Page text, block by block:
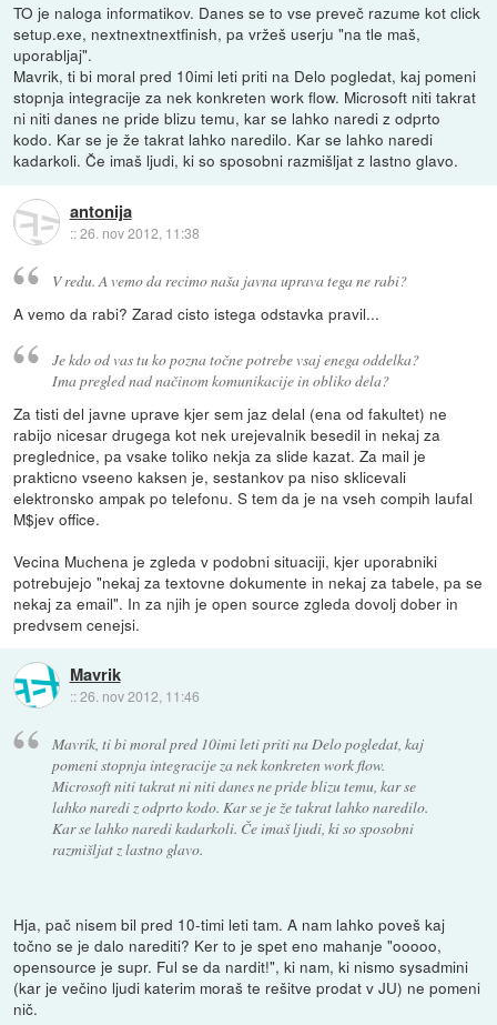
TO je naloga informatikov. Danes se to vse preveč razume kot click
setup.exe, nextnextnextfinish, pa vržeš userju "na tle maš,
uporabljaj".
Mavrik, ti bi moral pred 10imi leti priti na Delo pogledat, kaj pomeni
stopnja integracije za nek konkreten work flow. Microsoft niti takrat
ni niti danes ne pride blizu temu, kar se lahko naredi z odprto
kodo. Kar se je že takrat lahko naredilo. Kar se lahko naredi
kadarkoli. Če imaš ljudi, ki so sposobni razmišljat z lastno glavo.
antonija
::26. nov 2012, 11:38
V redu. A vemo da recimo naša javna uprava tega ne rabi?
A vemo da rabi? Zarad cisto istega odstavka pravil...
Je kdo od vas tu ko pozna točne potrebe vsaj enega oddelka?
Ima pregled nad načinom komunikacije in obliko dela?
Za tisti del javne uprave kjer sem jaz delal (ena od fakultet) ne
rabijo nicesar drugega kot nek urejevalnik besedil in nekaj za
preglednice, pa vsake toliko nekja za slide kazat. Za mail je
prakticno vseeno kaksen je, sestankov pa niso sklicevali
elektronsko ampak po telefonu. S tem da je na vseh compih laufal
M$jev office.
Vecina Muchena je zgleda v podobni situaciji, kjer uporabniki
potrebujejo "nekaj za textovne dokumente in nekaj za tabele, pa se
nekaj za email". In za njih je open source zgleda dovolj dober in
predvsem cenejsi.
Mavrik
::26. nov 2012, 11:46
Mavrik, ti bi moral pred 10imi leti priti na Delo pogledat, kaj
pomeni stopnja integracije za nek konkreten work flow.
Microsoft niti takrat ni niti danes ne pride blizu temu, kar se
lahko naredi z odprto kodo. Kar se je že takrat lahko naredilo.
Kar se lahko naredi kadarkoli. Če imaš ljudi, ki so sposobni
razmišljat z lastno glavo.
Hja, pač nisem bil pred 10-timi leti tam. A nam lahko poveš kaj
točno se je dalo narediti? Ker to je spet eno mahanje "ooooo,
opensource je supr. Ful se da nardit!", ki nam, ki nismo sysadmini
(kar je večino ljudi katerim moraš te rešitve prodat v JU) ne pomeni
nič.